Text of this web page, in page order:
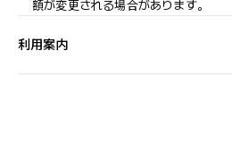
額が変更される場合があります。
利用案内